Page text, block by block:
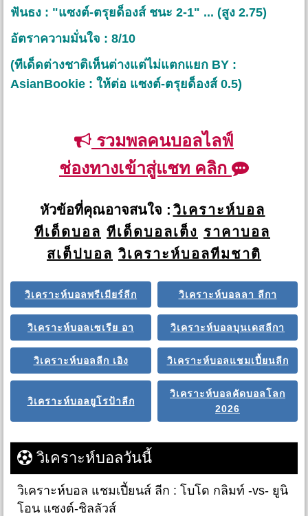
ฟันธง : "แซงต์-ตรุยด็องส์ ชนะ 2-1" ... (สูง 2.75)
อัตราความมั่นใจ : 8/10
(ทีเด็ดต่างชาติเห็นต่างแต่ไม่แตกแยก BY :
AsianBookie : ให้ต่อ แซงต์-ตรุยด็องส์ 0.5)
รวมพลคนบอลไลฟ์
ช่องทางเข้าสู่แชท คลิก
หัวข้อที่คุณอาจสนใจ : วิเคราะห์บอล
ทีเด็ดบอล ทีเด็ดบอลเต็ง ราคาบอล
สเต็ปบอล วิเคราะห์บอลทีมชาติ
วิเคราะห์บอลพรีเมียร์ลีก วิเคราะห์บอลลา ลีกา
วิเคราะห์บอลเซเรีย อา วิเคราะห์บอลบุนเดสลีกา
วิเคราะห์บอลลีก เอิง วิเคราะห์บอลแชมเปี้ยนลีก
วิเคราะห์บอลยูโรป้าลีก
วิเคราะห์บอลคัดบอลโลก
2026
วิเคราะห์บอลวันนี้
วิเคราะห์บอล แชมเปี้ยนส์ ลีก : โบโด กลิมท์ -vs- ยูนิ
โอน แซงต์-ชิลลัวส์